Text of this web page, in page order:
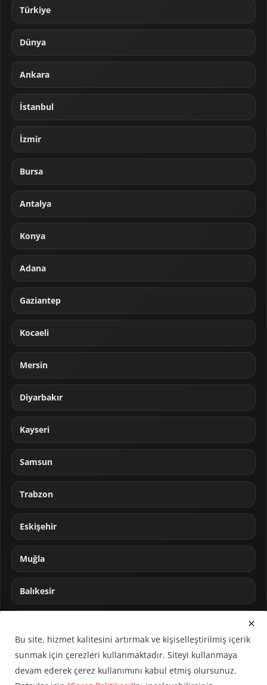
Türkiye
Dünya
Ankara
İstanbul
İzmir
Bursa
Antalya
Konya
Adana
Gaziantep
Kocaeli
Mersin
Diyarbakır
Kayseri
Samsun
Trabzon
Eskişehir
Muğla
Balıkesir
Bu site, hizmet kalitesini artırmak ve kişiselleştirilmiş içerik
sunmak için çerezleri kullanmaktadır. Siteyi kullanmaya
devam ederek çerez kullanımını kabul etmiş olursunuz.